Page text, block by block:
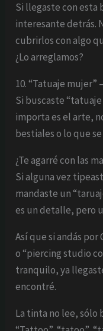
Si llegaste con esta
interesante detrás.
cubrirlos con algo
¿Lo arreglamos?
10. “Tatuaje
Si buscaste
importa es el arte,
bestiales o lo que
¿Te agarré con las
Si alguna vez
mandaste un
es un detalle, pero
Así que si andás
o “piercing studio
tranquilo, ya
encontré.
La tinta no lee, sólo